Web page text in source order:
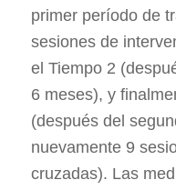
primer período de
sesiones de
el Tiempo 2
6 meses), y
(después del
nuevamente 9
cruzadas). Las